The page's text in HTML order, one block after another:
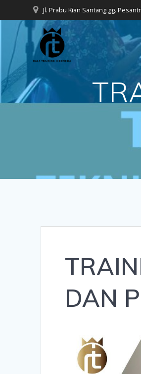
to
content
Jl. Prabu Kian Santang gg.
DAN